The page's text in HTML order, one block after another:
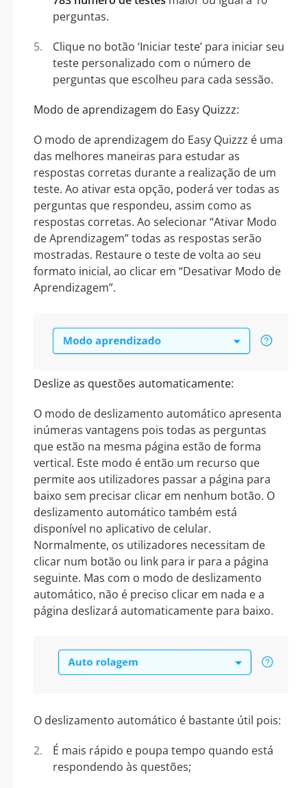
perguntas.
Clique no botão ‘Iniciar teste’ para iniciar seu
teste personalizado com o número de
perguntas que escolheu para cada sessão.
Modo de aprendizagem do Easy Quizzz:
O modo de aprendizagem do Easy Quizzz é uma
das melhores maneiras para estudar as
respostas corretas durante a realização de um
teste. Ao ativar esta opção, poderá ver todas as
perguntas que respondeu, assim como as
respostas corretas. Ao selecionar “Ativar Modo
de Aprendizagem” todas as respostas serão
mostradas. Restaure o teste de volta ao seu
formato inicial, ao clicar em “Desativar Modo de
Aprendizagem”.
Deslize as questões automaticamente:
O modo de deslizamento automático apresenta
inúmeras vantagens pois todas as perguntas
que estão na mesma página estão de forma
vertical. Este modo é então um recurso que
permite aos utilizadores passar a página para
baixo sem precisar clicar em nenhum botão. O
deslizamento automático também está
disponível no aplicativo de celular.
Normalmente, os utilizadores necessitam de
clicar num botão ou link para ir para a página
seguinte. Mas com o modo de deslizamento
automático, não é preciso clicar em nada e a
página deslizará automaticamente para baixo.
O deslizamento automático é bastante útil pois:
É mais rápido e poupa tempo quando está
respondendo às questões;